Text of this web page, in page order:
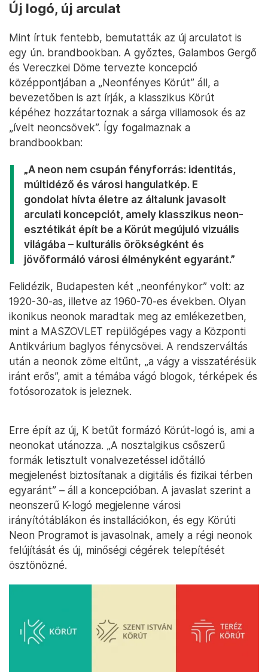
Új logó, új arculat
Mint írtuk fentebb, bemutatták az új arculatot is
egy ún. brandbookban. A győztes, Galambos Gergő
és Vereczkei Döme tervezte koncepció
középpontjában a „Neonfényes Körút” áll, a
bevezetőben is azt írják, a klasszikus Körút
képéhez hozzátartoznak a sárga villamosok és az
„ívelt neoncsövek”. Így fogalmaznak a
brandbookban:
„A neon nem csupán fényforrás: identitás,
múltidéző és városi hangulatkép. E
gondolat hívta életre az általunk javasolt
arculati koncepciót, amely klasszikus neon-
esztétikát épít be a Körút megújuló vizuális
világába – kulturális örökségként és
jövőformáló városi élményként egyaránt.”
Felidézik, Budapesten két „neonfénykor” volt: az
1920-30-as, illetve az 1960-70-es években. Olyan
ikonikus neonok maradtak meg az emlékezetben,
mint a MASZOVLET repülőgépes vagy a Központi
Antikvárium baglyos fénycsövei. A rendszerváltás
után a neonok zöme eltűnt, „a vágy a visszatérésük
iránt erős”, amit a témába vágó blogok, térképek és
fotósorozatok is jeleznek.
Erre épít az új, K betűt formázó Körút-logó is, ami a
neonokat utánozza. „A nosztalgikus csőszerű
formák letisztult vonalvezetéssel időtálló
megjelenést biztosítanak a digitális és fizikai térben
egyaránt” – áll a koncepcióban. A javaslat szerint a
neonszerű K-logó megjelenne városi
irányítótáblákon és installációkon, és egy Körúti
Neon Programot is javasolnak, amely a régi neonok
felújítását és új, minőségi cégérek telepítését
ösztönözné.